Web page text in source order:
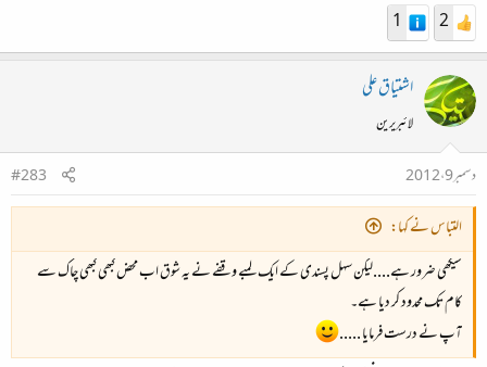
2
1
اشتیاق علی
لائبریرین
دسمبر 9، 2012
#283
التباس نے کہا:
سیکھی ضرور ہے....لیکن سہل پسندی کے ایک لمبے وقفے نے یہ شوق اب محض کبھی کبھی چاک سے
کام تک محدود کر دیا ہے۔
آپ نے درست فرمایا .....